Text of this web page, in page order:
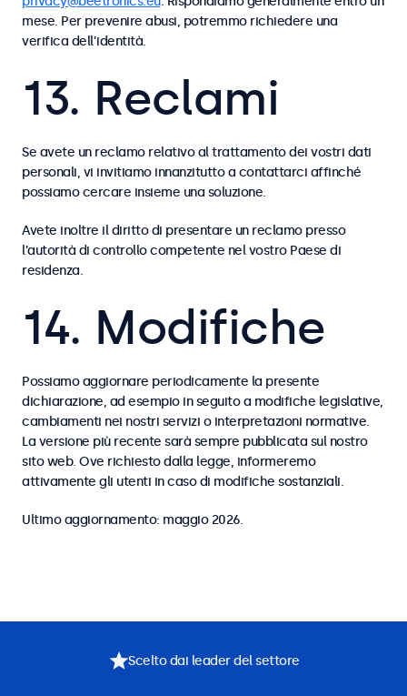
mese. Per prevenire abusi, potremmo richiedere una
verifica dell’identità.
13. Reclami
Se avete un reclamo relativo al trattamento dei vostri dati
personali, vi invitiamo innanzitutto a contattarci affinché
possiamo cercare insieme una soluzione.
Avete inoltre il diritto di presentare un reclamo presso
l’autorità di controllo competente nel vostro Paese di
residenza.
14. Modifiche
Possiamo aggiornare periodicamente la presente
dichiarazione, ad esempio in seguito a modifiche legislative,
cambiamenti nei nostri servizi o interpretazioni normative.
La versione più recente sarà sempre pubblicata sul nostro
sito web. Ove richiesto dalla legge, informeremo
attivamente gli utenti in caso di modifiche sostanziali.
Ultimo aggiornamento: maggio 2026.
Scelto dai leader del settore